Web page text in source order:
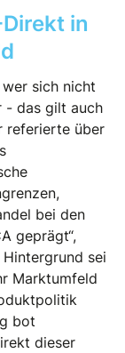
in
sich nicht
- das gilt auch
referierte über
bei den
geprägt“,
sei
Marktumfeld
bot
dieser